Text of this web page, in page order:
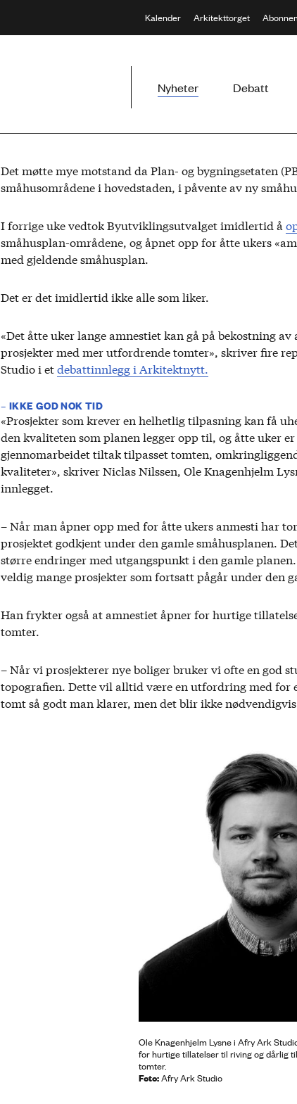
Kalender Arkitekttorget
Nyheter
Debatt
Det møtte mye motstand da Plan- og bygningsetaten
småhusområdene i hovedstaden, i påvente av ny
I forrige uke vedtok Byutviklingsutvalget imidlertid å
småhusplan-områdene, og åpnet opp for åtte ukers
med gjeldende småhusplan.
Det er det imidlertid ikke alle som liker.
«Det åtte uker lange amnestiet kan gå på bekostning
prosjekter med mer utfordrende tomter», skriver fire
Studio i etdebattinnlegg i Arkitektnytt.
– IKKE GOD NOK TID
«Prosjekter som krever en helhetlig tilpasning kan få
den kvaliteten som planen legger opp til, og åtte uker
gjennomarbeidet tiltak tilpasset tomten,
kvaliteter», skriver Niclas Nilssen, Ole Knagenhjelm
innlegget.
– Når man åpner opp med for åtte ukers anmesti har
prosjektet godkjent under den gamle småhusplanen.
større endringer med utgangspunkt i den gamle
veldig mange prosjekter som fortsatt pågår under
Han frykter også at amnestiet åpner for hurtige
tomter.
– Når vi prosjekterer nye boliger bruker vi ofte en god
topografien. Dette vil alltid være en utfordring med for
tomt så godt man klarer, men det blir ikke
Ole Knagenhjelm Lysne i Afry Ark
for hurtige tillatelser til riving og dårlig
tomter.
Foto:Afry Ark Studio